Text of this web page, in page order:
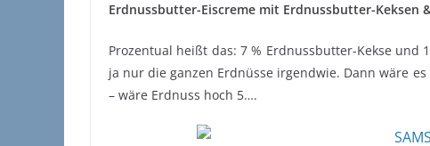
Erdnussbutter-Eiscreme mit Erdnussbutter-Keksen
Prozentual heißt das: 7 % Erdnussbutter-Kekse und
ja nur die ganzen Erdnüsse irgendwie. Dann wäre
– wäre Erdnuss hoch 5….